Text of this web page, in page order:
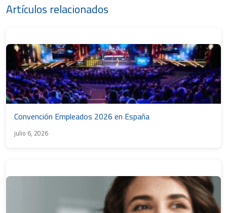
Artículos relacionados
Convención Empleados 2026 en España
julio 6, 2026